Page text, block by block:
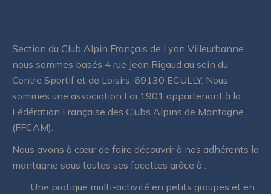
Section du Club Alpin Français de Lyon Villeurbanne
nous sommes basés 4 rue Jean Rigaud au sein du
Centre Sportif et de Loisirs, 69130 ECULLY. Nous
sommes une association Loi 1901 appartenant à la
Fédération Française des Clubs Alpins de Montagne
(FFCAM).
Nous avons à cœur de faire découvrir à nos adhérents la
montagne sous toutes ses facettes grâce à :
Une pratique multi-activité en petits groupes et en